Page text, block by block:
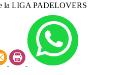
la LIGA PADELOVERS